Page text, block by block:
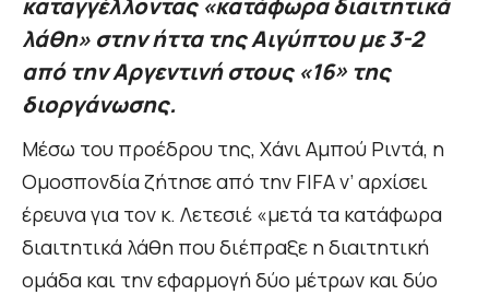
καταγγέλλοντας «κατάφωρα διαιτητικά
λάθη» στην ήττα της Αιγύπτου με 3-2
από την Αργεντινή στους «16» της
διοργάνωσης.
Μέσω του προέδρου της, Χάνι Αμπού Ριντά, η
Ομοσπονδία ζήτησε από την FIFA ν’ αρχίσει
έρευνα για τον κ. Λετεσιέ «μετά τα κατάφωρα
διαιτητικά λάθη που διέπραξε η διαιτητική
ομάδα και την εφαρμογή δύο μέτρων και δύο